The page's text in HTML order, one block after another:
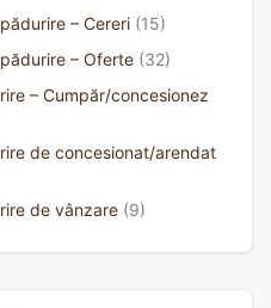
– Cereri (15)
– Oferte (32)
– Cumpăr/concesionez
de concesionat/arendat
de vânzare (9)